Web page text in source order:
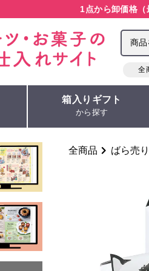
1点から卸価格
全
箱入りギフト
から探す
全商品 ばら売